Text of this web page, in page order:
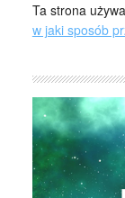
Ta strona
w jaki sposób